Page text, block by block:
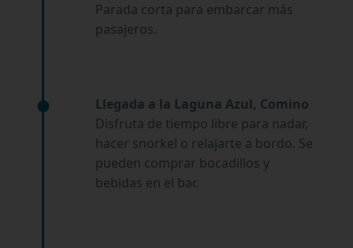
Parada corta para embarcar más
pasajeros.
Llegada a la Laguna Azul, Comino
Disfruta de tiempo libre para nadar,
hacer snorkel o relajarte a bordo. Se
pueden comprar bocadillos y
bebidas en el bar.